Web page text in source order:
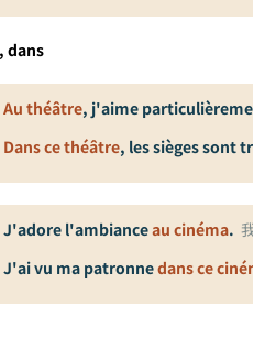
dans
Au théâtre, j'aime
Dans ce théâtre, les sièges sont
J'adore l'ambianceau cinéma.
J'ai vu ma patronnedans ce